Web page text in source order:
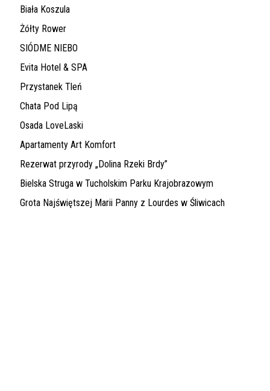
Biała Koszula
Żółty Rower
SIÓDME NIEBO
Evita Hotel & SPA
Przystanek Tleń
Chata Pod Lipą
Osada LoveLaski
Apartamenty Art Komfort
Rezerwat przyrody „Dolina Rzeki Brdy”
Bielska Struga w Tucholskim Parku Krajobrazowym
Grota Najświętszej Marii Panny z Lourdes w Śliwicach